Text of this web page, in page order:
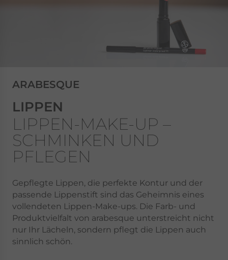
ARABESQUE
LIPPEN
LIPPEN-MAKE-UP –
SCHMINKEN UND
PFLEGEN
Gepflegte Lippen, die perfekte Kontur und der
passende Lippenstift sind das Geheimnis eines
vollendeten Lippen-Make-ups. Die Farb- und
Produktvielfalt von arabesque unterstreicht nicht
nur Ihr Lächeln, sondern pflegt die Lippen auch
sinnlich schön.